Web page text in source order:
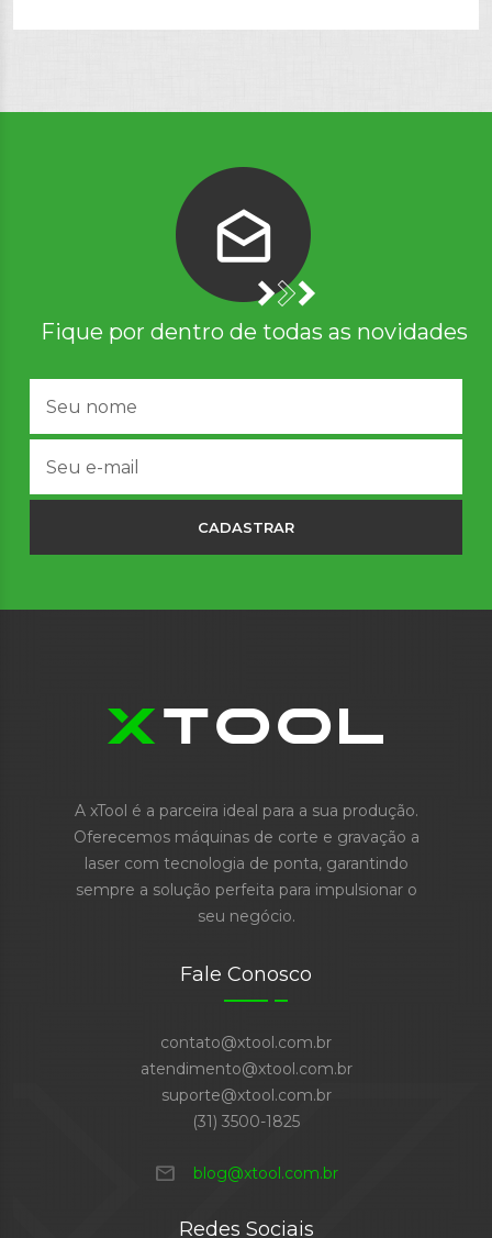
Fique por dentro de todas as novidades
CADASTRAR
A xTool é a parceira ideal para a sua produção.
Oferecemos máquinas de corte e gravação a
laser com tecnologia de ponta, garantindo
sempre a solução perfeita para impulsionar o
seu negócio.
Fale Conosco
contato@xtool.com.br
atendimento@xtool.com.br
suporte@xtool.com.br
(31) 3500-1825
mail blog@xtool.com.br
Redes Sociais